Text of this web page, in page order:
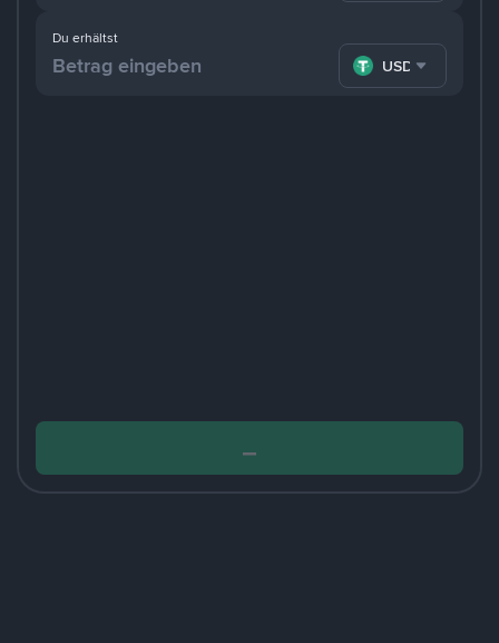
Du erhältst
USDT